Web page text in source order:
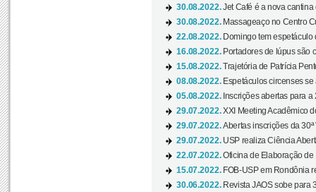
30.08.2022.Jet Café é a nova
30.08.2022. Massageaço no Centro
22.08.2022. Domingo tem espetáculo
16.08.2022. Portadores de lúpus são
15.08.2022.Trajetória de Patrícia
08.08.2022. Espetáculos circenses
05.08.2022. Inscrições abertas para a
29.07.2022.XXI Meeting Acadêmico
29.07.2022.Abertas inscrições da 30ª
29.07.2022. USP realiza Ciência
22.07.2022.Oficina de Elaboração de
15.07.2022. FOB-USP em Rondônia
30.06.2022. Revista JAOS sobe para